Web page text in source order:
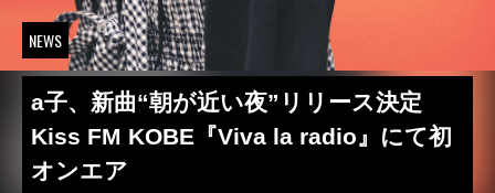
NEWS
a子、新曲“朝が近い夜”リリース決定
Kiss FM KOBE『Viva la radio』にて初
オンエア